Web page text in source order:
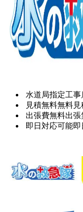
水道局指定工事
見積無料無料見
出張費無料出張
即日対応可能